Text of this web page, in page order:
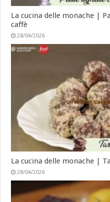
La cucina delle monache |
caffè
28/04/2026
La cucina delle monache |
28/04/2026